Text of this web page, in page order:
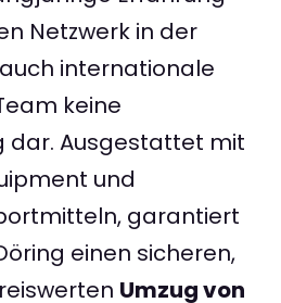
Netzwerk in der
internationale
keine
dar. Ausgestattet mit
und
garantiert
einen sicheren,
Umzug von